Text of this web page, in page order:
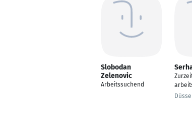
Slobodan
Zelenovic
Arbeitssuchend